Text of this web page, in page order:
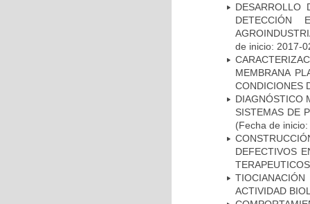
DESARROLLO
DETECCIÓN
de inicio: 2017-
MEMBRANA
CONDICIONES
DIAGNÓSTICO
SISTEMAS DE
(Fecha de
DEFECTIVOS
ACTIVIDAD